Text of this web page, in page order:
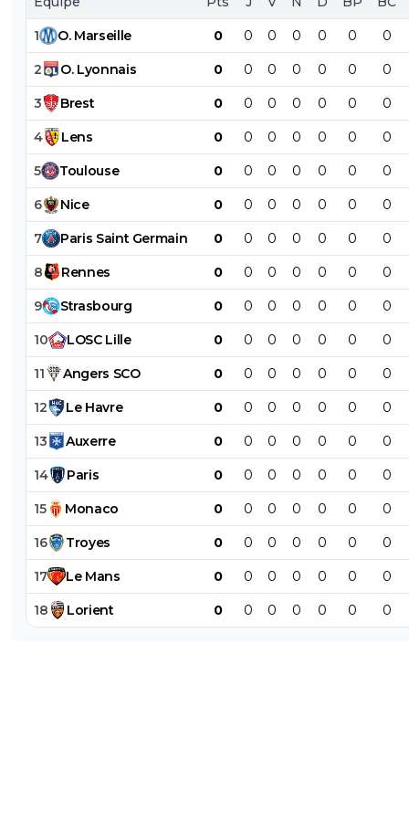
1 O. Marseille 0 0 0 0 0 0 0
2 O. Lyonnais 0 0 0 0 0 0 0
3 Brest 0 0 0 0 0 0 0
4 Lens 0 0 0 0 0 0 0
5 Toulouse 0 0 0 0 0 0 0
6 Nice 0 0 0 0 0 0 0
7 Paris Saint Germain 0 0 0 0 0 0 0
8 Rennes 0 0 0 0 0 0 0
9 Strasbourg 0 0 0 0 0 0 0
10 LOSC Lille 0 0 0 0 0 0 0
11 Angers SCO 0 0 0 0 0 0 0
12 Le Havre 0 0 0 0 0 0 0
13 Auxerre 0 0 0 0 0 0 0
14 Paris 0 0 0 0 0 0 0
15 Monaco 0 0 0 0 0 0 0
16 Troyes 0 0 0 0 0 0 0
17 Le Mans 0 0 0 0 0 0 0
18 Lorient 0 0 0 0 0 0 0